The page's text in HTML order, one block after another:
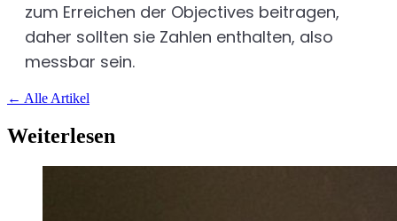
zum Erreichen der Objectives beitragen,
daher sollten sie Zahlen enthalten, also
messbar sein.
← Alle Artikel
Weiterlesen